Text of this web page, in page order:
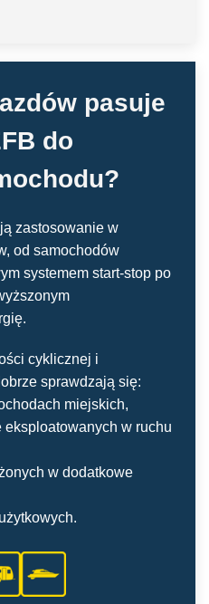
pasuje
do
zastosowanie w
od samochodów
systemem start-stop po
cyklicznej i
sprawdzają się:
miejskich,
w ruchu
w dodatkowe